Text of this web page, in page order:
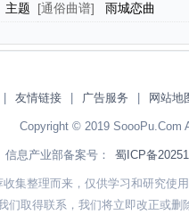
主题
[通俗曲谱] 雨城恋曲
友情链接 广告服务 网站地
Copyright © 2019 SoooPu.Com
信息产业部备案号： 蜀ICP备
集整理而来，仅供学习和研究使
们取得联系，我们将立即改正或删